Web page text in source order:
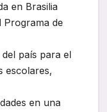
en Brasilia
de
país para el
escolares,
en una